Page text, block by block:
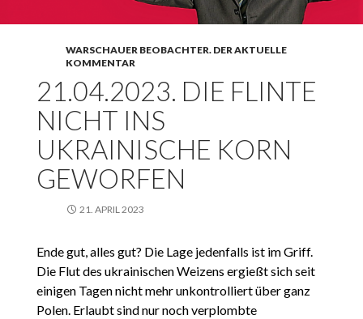
WARSCHAUER BEOBACHTER. DER AKTUELLE
KOMMENTAR
21.04.2023. DIE FLINTE
NICHT INS
UKRAINISCHE KORN
GEWORFEN
21. APRIL 2023
Ende gut, alles gut? Die Lage jedenfalls ist im Griff.
Die Flut des ukrainischen Weizens ergießt sich seit
einigen Tagen nicht mehr unkontrolliert über ganz
Polen. Erlaubt sind nur noch verplombte